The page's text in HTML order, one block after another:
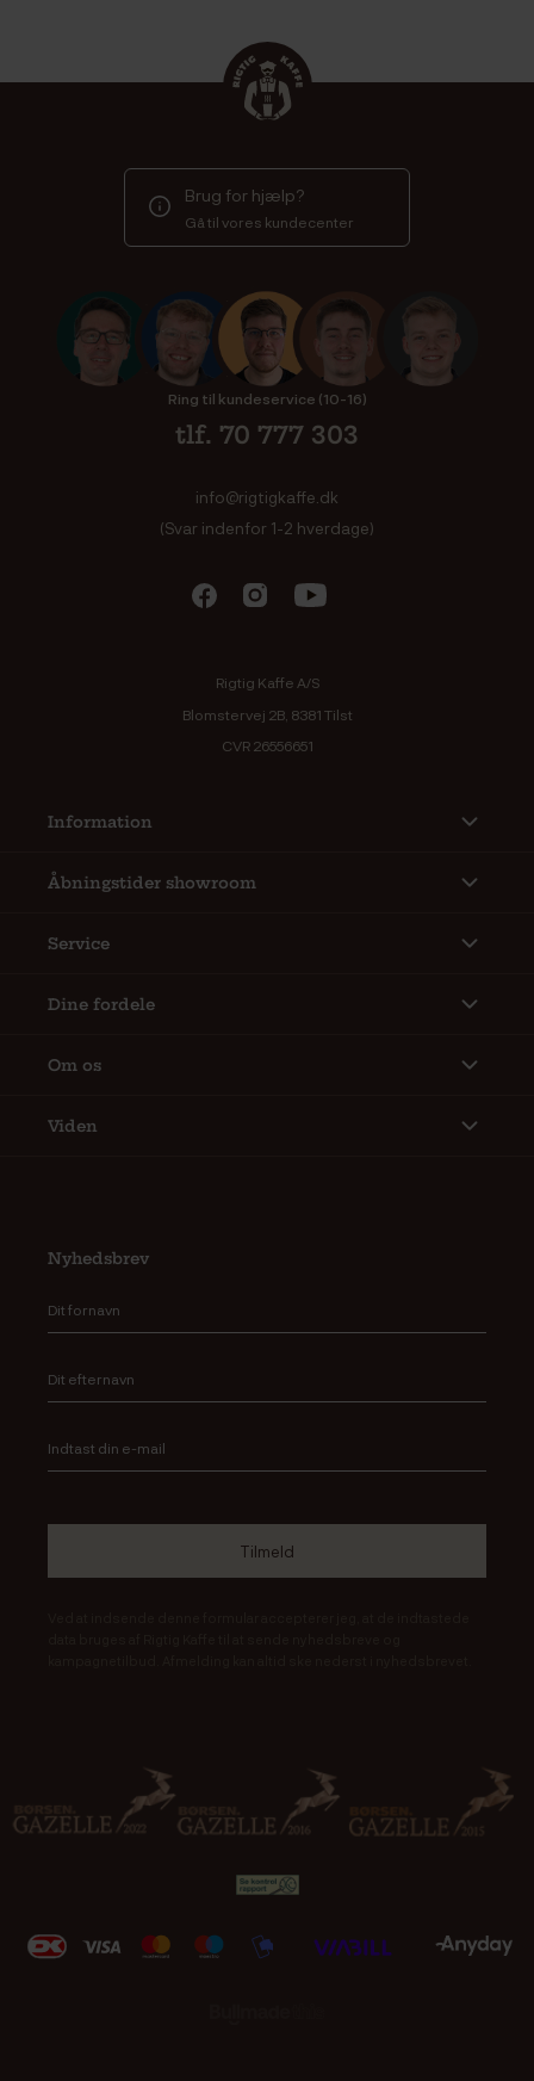
Brug for hjælp?
Gå til vores kundecenter
Ring til kundeservice (10-16)
tlf. 70 777 303
info@rigtigkaffe.dk
(Svar indenfor 1-2 hverdage)
Rigtig Kaffe A/S
Blomstervej 2B, 8381 Tilst
CVR 26556651
Information
Åbningstider showroom
Service
Dine fordele
Om os
Viden
Nyhedsbrev